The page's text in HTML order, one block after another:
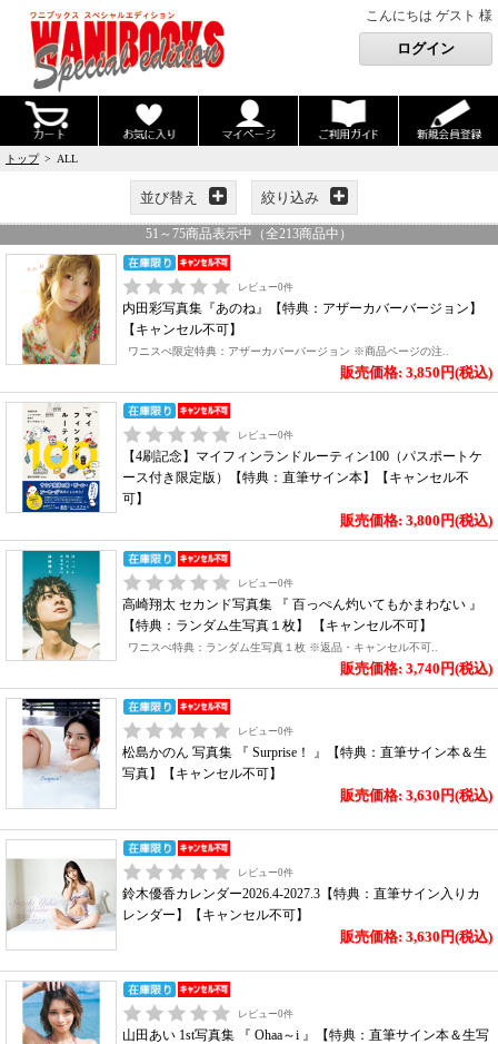
こんにちは ゲスト 様
トップ> ALL
並び替え 絞り込み
51 ～ 75商品表示中（全213商品中）
レビュー0件
内田彩写真集『あのね』【特典：アザーカバーバージョン】
【キャンセル不可】
ワニスぺ限定特典：アザーカバーバージョン ※商品ページの注..
販売価格: 3,850円(税込)
レビュー0件
【4刷記念】マイフィンランドルーティン100（パスポートケ
ース付き限定版）【特典：直筆サイン本】【キャンセル不
可】
販売価格: 3,800円(税込)
レビュー0件
高崎翔太 セカンド写真集 『 百っぺん灼いてもかまわない 』
【特典：ランダム生写真１枚】 【キャンセル不可】
ワニスぺ特典：ランダム生写真１枚 ※返品・キャンセル不可..
販売価格: 3,740円(税込)
レビュー0件
松島かのん 写真集 『 Surprise！ 』【特典：直筆サイン本＆生
写真】【キャンセル不可】
販売価格: 3,630円(税込)
レビュー0件
鈴木優香カレンダー2026.4-2027.3【特典：直筆サイン入りカ
レンダー】【キャンセル不可】
販売価格: 3,630円(税込)
レビュー0件
山田あい 1st写真集 『 Ohaa～i 』【特典：直筆サイン本＆生写